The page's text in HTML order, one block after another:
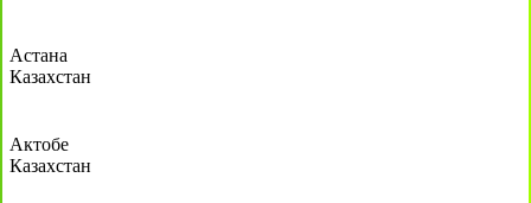
Астана
Казахстан
Актобе
Казахстан